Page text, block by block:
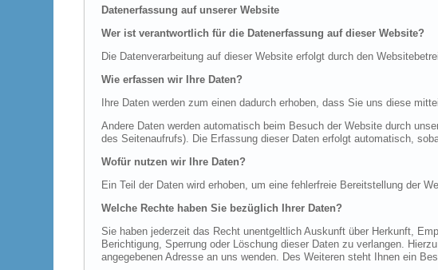
Datenerfassung auf unserer Website
Wer ist verantwortlich für die Datenerfassung auf dieser Website?
Die Datenverarbeitung auf dieser Website erfolgt durch den
Wie erfassen wir Ihre Daten?
Ihre Daten werden zum einen dadurch erhoben, dass Sie uns diese
Andere Daten werden automatisch beim Besuch der Website durch
des Seitenaufrufs). Die Erfassung dieser Daten erfolgt automatisch,
Wofür nutzen wir Ihre Daten?
Ein Teil der Daten wird erhoben, um eine fehlerfreie Bereitstellung der
Welche Rechte haben Sie bezüglich Ihrer Daten?
Sie haben jederzeit das Recht unentgeltlich Auskunft über Herkunft,
Berichtigung, Sperrung oder Löschung dieser Daten zu verlangen.
angegebenen Adresse an uns wenden. Des Weiteren steht Ihnen ein